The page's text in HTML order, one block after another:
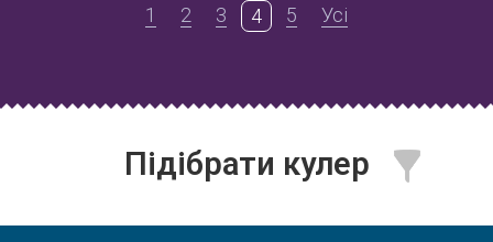
1 2 3 4 5 Усі
Підібрати кулер